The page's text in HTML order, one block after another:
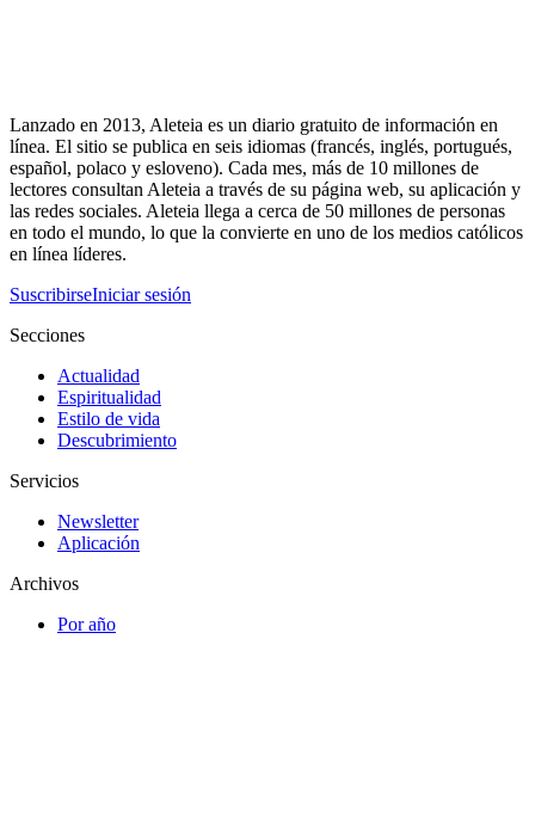
Lanzado en 2013, Aleteia es un diario gratuito de información en
línea. El sitio se publica en seis idiomas (francés, inglés, portugués,
español, polaco y esloveno). Cada mes, más de 10 millones de
lectores consultan Aleteia a través de su página web, su aplicación y
las redes sociales. Aleteia llega a cerca de 50 millones de personas
en todo el mundo, lo que la convierte en uno de los medios católicos
en línea líderes.
SuscribirseIniciar sesión
Secciones
Actualidad
Espiritualidad
Estilo de vida
Descubrimiento
Servicios
Newsletter
Aplicación
Archivos
Por año